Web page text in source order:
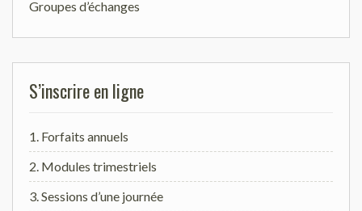
Groupes d’échanges
S’inscrire en ligne
1. Forfaits annuels
2. Modules trimestriels
3. Sessions d’une journée